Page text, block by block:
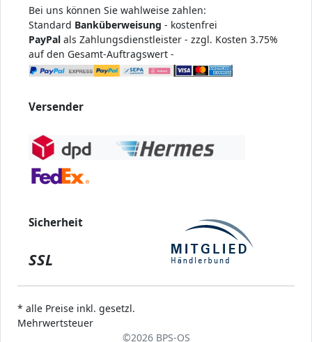
Bei uns können Sie wahlweise zahlen:
Standard Banküberweisung - kostenfrei
PayPal als Zahlungsdienstleister - zzgl. Kosten 3.75%
auf den Gesamt-Auftragswert -
Versender
Sicherheit
SSL
* alle Preise inkl. gesetzl.
Mehrwertsteuer
©2026 BPS-OS